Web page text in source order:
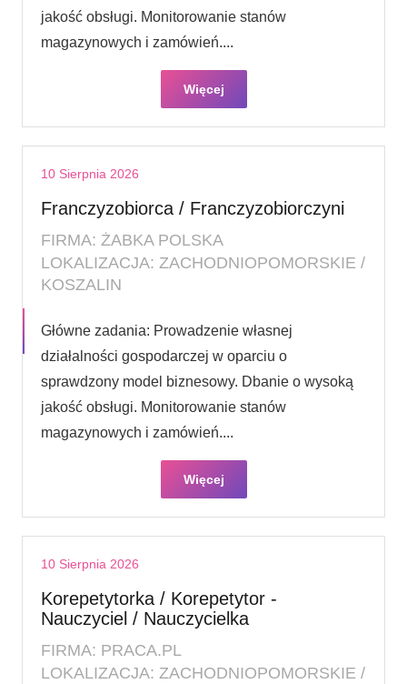
jakość obsługi. Monitorowanie stanów
magazynowych i zamówień....
Więcej
10 Sierpnia 2026
Franczyzobiorca / Franczyzobiorczyni
FIRMA: ŻABKA POLSKA
LOKALIZACJA: ZACHODNIOPOMORSKIE /
KOSZALIN
Główne zadania: Prowadzenie własnej
działalności gospodarczej w oparciu o
sprawdzony model biznesowy. Dbanie o wysoką
jakość obsługi. Monitorowanie stanów
magazynowych i zamówień....
Więcej
10 Sierpnia 2026
Korepetytorka / Korepetytor -
Nauczyciel / Nauczycielka
FIRMA: PRACA.PL
LOKALIZACJA: ZACHODNIOPOMORSKIE /